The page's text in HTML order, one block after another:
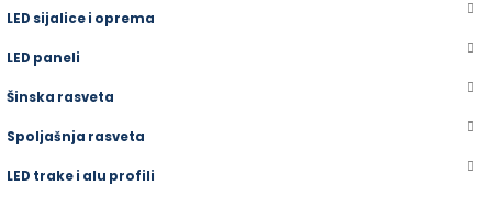
LED sijalice i oprema
LED paneli
Šinska rasveta
Spoljašnja rasveta
LED trake i alu profili